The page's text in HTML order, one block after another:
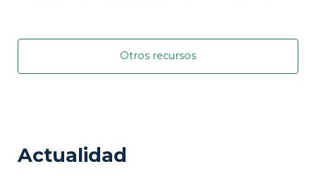
Otros recursos
Actualidad